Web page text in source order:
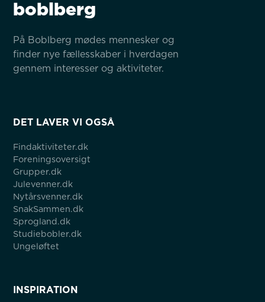
boblberg
På Boblberg mødes mennesker og
finder nye fællesskaber i hverdagen
gennem interesser og aktiviteter.
DET LAVER VI OGSÅ
Findaktiviteter.dk
Foreningsoversigt
Grupper.dk
Julevenner.dk
Nytårsvenner.dk
SnakSammen.dk
Sprogland.dk
Studiebobler.dk
Ungeløftet
INSPIRATION